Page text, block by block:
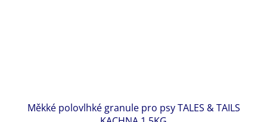
Měkké polovlhké granule pro psy TALES & TAILS